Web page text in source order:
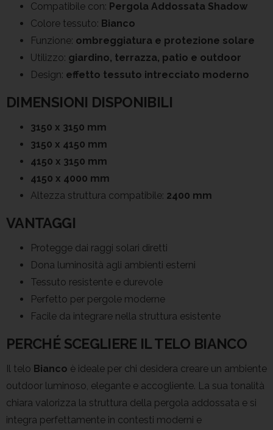
Compatibile con: Pergola Addossata Shadow
Colore tessuto: Bianco
Funzione: ombreggiatura e protezione solare
Utilizzo: giardino, terrazza, patio e outdoor
Design: effetto tessuto intrecciato moderno
DIMENSIONI DISPONIBILI
3150 x 3150 mm
3150 x 4150 mm
4150 x 3150 mm
4150 x 4000 mm
Altezza struttura compatibile: 2400 mm
VANTAGGI
Protegge dai raggi solari diretti
Dona luminosità agli ambienti esterni
Tessuto resistente e durevole
Perfetto per pergole moderne
Facile da integrare nella struttura esistente
PERCHÉ SCEGLIERE IL TELO BIANCO
Il telo Bianco è ideale per chi desidera creare un ambiente
outdoor luminoso, elegante e accogliente. La sua tonalità
chiara valorizza la struttura della pergola addossata e si
integra perfettamente in contesti moderni e